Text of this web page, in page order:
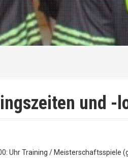
und -
Uhr Training / Meisterschaftsspiele